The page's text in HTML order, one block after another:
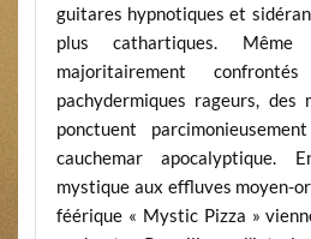
guitares hypnotiques et
plus cathartiques.
majoritairement
pachydermiques rageurs, des
ponctuent
cauchemar apocalyptique.
mystique aux effluves moyen-
féérique « Mystic Pizza »